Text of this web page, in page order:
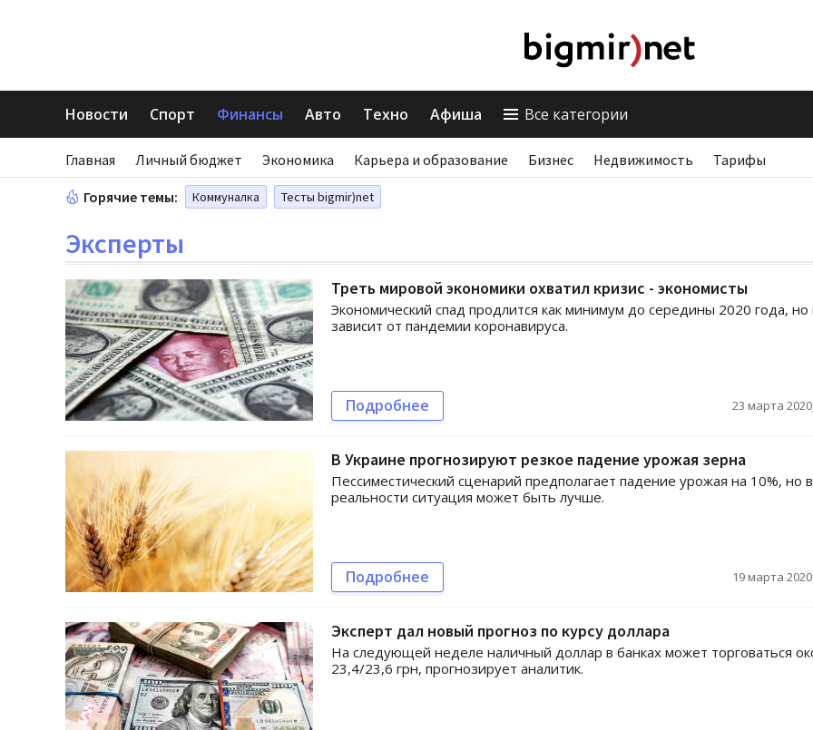
Новости Спорт Финансы Авто Техно Афиша Все категории
Главная Личный бюджет Экономика Карьера и образование Бизнес Недвижимость Тарифы
Горячие темы: Коммуналка Тесты bigmir)net
Эксперты
Треть мировой экономики охватил кризис - экономисты
Экономический спад продлится как минимум до середины 2020 года, но
зависит от пандемии коронавируса.
Подробнее 23 марта
В Украине прогнозируют резкое падение урожая зерна
Пессиместический сценарий предполагает падение урожая на 10%, но в
реальности ситуация может быть лучше.
Подробнее 19 марта
Эксперт дал новый прогноз по курсу доллара
На следующей неделе наличный доллар в банках может торговаться
23,4/23,6 грн, прогнозирует аналитик.